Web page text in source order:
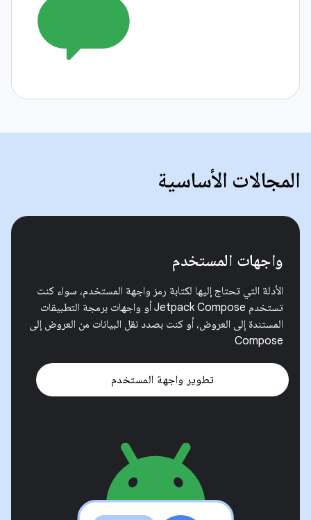
المجالات الأساسية
واجهات المستخدم
الأدلة التي تحتاج إليها لكتابة رمز واجهة المستخدم، سواء كنت
تستخدم Jetpack Compose أو واجهات برمجة التطبيقات
المستندة إلى العروض، أو كنت بصدد نقل البيانات من العروض إلى
Compose
تطوير واجهة المستخدم